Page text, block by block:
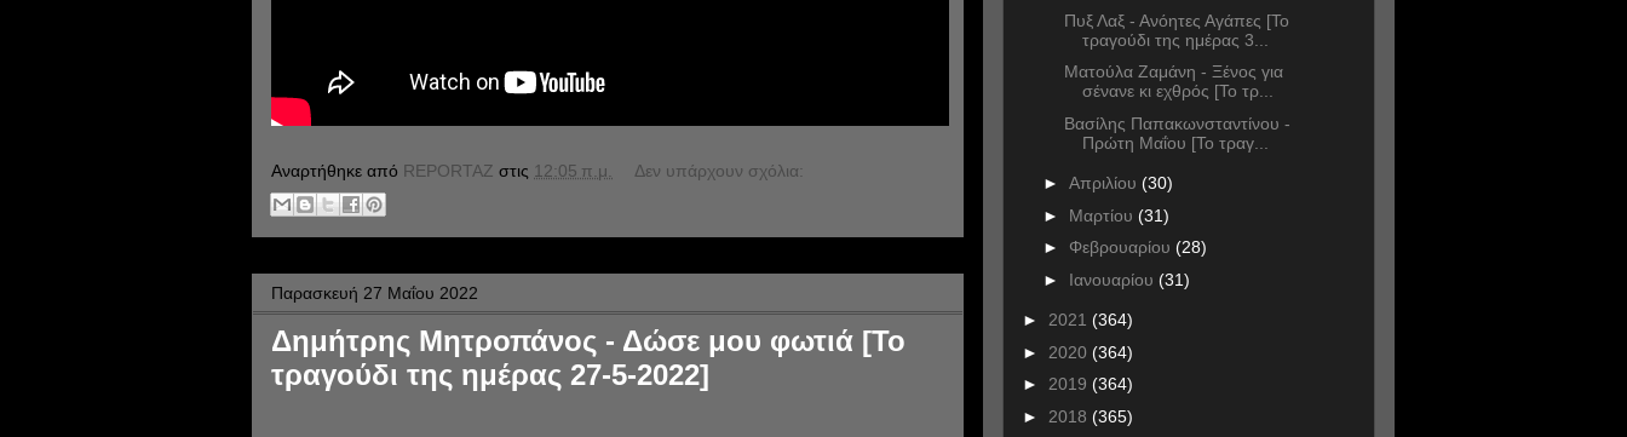
Αναρτήθηκε από REPORTAZ στις 12:05 π.μ. Δεν υπάρχουν σχόλια:
Παρασκευή 27 Μαΐου 2022
Δημήτρης Μητροπάνος - Δώσε μου φωτιά [Το
τραγούδι της ημέρας 27-5-2022]
Πυξ Λαξ - Ανόητες Αγάπες [Το
τραγούδι της ημέρας 3...
Ματούλα Ζαμάνη - Ξένος για
σένανε κι εχθρός [Το τρ...
Βασίλης Παπακωνσταντίνου -
Πρώτη Μαΐου [Το τραγ...
► Απριλίου (30)
► Μαρτίου (31)
► Φεβρουαρίου (28)
► Ιανουαρίου (31)
► 2021 (364)
► 2020 (364)
► 2019 (364)
► 2018 (365)